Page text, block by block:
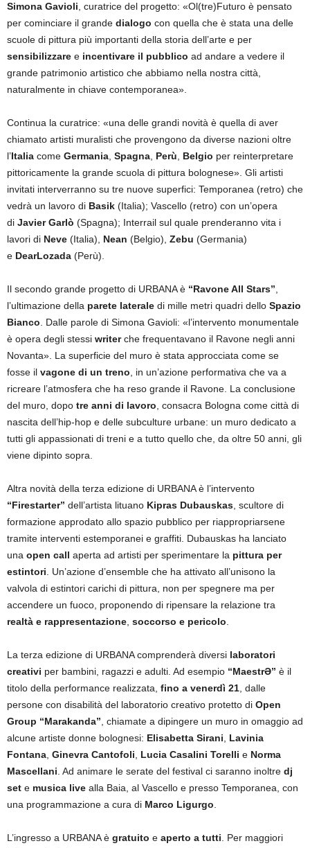
Simona Gavioli, curatrice del progetto: «Ol(tre)Futuro è pensato
per cominciare il grande dialogo con quella che è stata una delle
scuole di pittura più importanti della storia dell’arte e per
sensibilizzare e incentivare il pubblico ad andare a vedere il
grande patrimonio artistico che abbiamo nella nostra città,
naturalmente in chiave contemporanea».
Continua la curatrice: «una delle grandi novità è quella di aver
chiamato artisti muralisti che provengono da diverse nazioni oltre
l’Italia come Germania, Spagna, Perù, Belgio per reinterpretare
pittoricamente la grande scuola di pittura bolognese». Gli artisti
invitati interverranno su tre nuove superfici: Temporanea (retro) che
vedrà un lavoro di Basik (Italia); Vascello (retro) con un’opera
di Javier Garlò (Spagna); Interrail sul quale prenderanno vita i
lavori di Neve (Italia), Nean (Belgio), Zebu (Germania)
e DearLozada (Perù).
Il secondo grande progetto di URBANA è “Ravone All Stars”,
l’ultimazione della parete laterale di mille metri quadri dello Spazio
Bianco. Dalle parole di Simona Gavioli: «l’intervento monumentale
è opera degli stessi writerche frequentavano il Ravone negli anni
Novanta». La superficie del muro è stata approcciata come se
fosse il vagone di un treno, in un’azione performativa che va a
ricreare l’atmosfera che ha reso grande il Ravone. La conclusione
del muro, dopo tre anni di lavoro, consacra Bologna come città di
nascita dell’hip-hop e delle subculture urbane: un muro dedicato a
tutti gli appassionati di treni e a tutto quello che, da oltre 50 anni, gli
viene dipinto sopra.
Altra novità della terza edizione di URBANA è l’intervento
“Firestarter” dell’artista lituano Kipras Dubauskas, scultore di
formazione approdato allo spazio pubblico per riappropriarsene
tramite interventi estemporanei e graffiti. Dubauskas ha lanciato
una open call aperta ad artisti per sperimentare la pittura per
estintori. Un’azione d’ensemble che ha attivato all’unisono la
valvola di estintori carichi di pittura, non per spegnere ma per
accendere un fuoco, proponendo di ripensare la relazione tra
realtà e rappresentazione, soccorso e pericolo.
La terza edizione di URBANA comprenderà diversi laboratori
creativi per bambini, ragazzi e adulti. Ad esempio “MaestrƏ” è il
titolo della performance realizzata, fino a venerdì 21, dalle
persone con disabilità del laboratorio creativo protetto di Open
Group “Marakanda”, chiamate a dipingere un muro in omaggio ad
alcune artiste donne bolognesi: Elisabetta Sirani, Lavinia
Fontana, Ginevra Cantofoli, Lucia Casalini Torelli e Norma
Mascellani. Ad animare le serate del festival ci saranno inoltre dj
set e musica live alla Baia, al Vascello e presso Temporanea, con
una programmazione a cura di Marco Ligurgo.
L’ingresso a URBANA è gratuito e aperto a tutti. Per maggiori